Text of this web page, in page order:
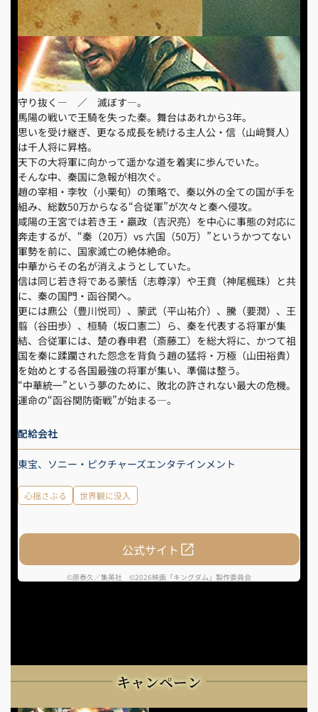
守り抜く― ／ 滅ぼす―。
馬陽の戦いで王騎を失った秦。舞台はあれから3年。
思いを受け継ぎ、更なる成長を続ける主人公・信（山﨑賢人）
は千人将に昇格。
天下の大将軍に向かって遥かな道を着実に歩んでいた。
そんな中、秦国に急報が相次ぐ。
趙の宰相・李牧（小栗旬）の策略で、秦以外の全ての国が手を
組み、総数50万からなる“合従軍”が次々と秦へ侵攻。
咸陽の王宮では若き王・嬴政（吉沢亮）を中心に事態の対応に
奔走するが、“秦（20万）vs 六国（50万）”というかつてない
軍勢を前に、国家滅亡の絶体絶命。
中華からその名が消えようとしていた。
信は同じ若き将である蒙恬（志尊淳）や王賁（神尾楓珠）と共
に、秦の国門・函谷関へ。
更には麃公（豊川悦司）、蒙武（平山祐介）、騰（要潤）、王
翦（谷田歩）、桓騎（坂口憲二）ら、秦を代表する将軍が集
結、合従軍には、楚の春申君（斎藤工）を総大将に、かつて祖
国を秦に蹂躙された怨念を背負う趙の猛将・万極（山田裕貴）
を始めとする各国最強の将軍が集い、準備は整う。
“中華統一”という夢のために、敗北の許されない最大の危機。
運命の“函谷関防衛戦”が始まる―。
配給会社
東宝、ソニー・ピクチャーズエンタテインメント
心揺さぶる 世界観に没入
公式サイト
©原泰久／集英社 ©2026映画「キングダム」製作委員会